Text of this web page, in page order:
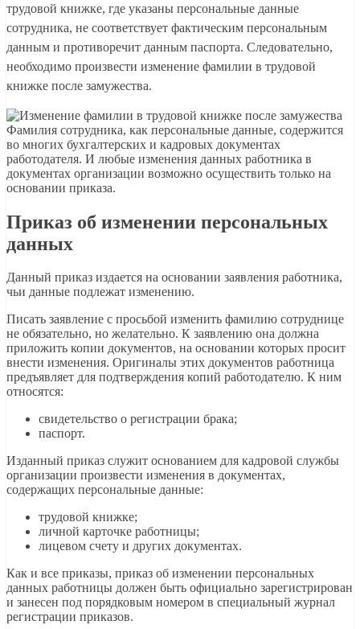
трудовой книжке, где указаны персональные данные
сотрудника, не соответствует фактическим персональным
данным и противоречит данным паспорта. Следовательно,
необходимо произвести изменение фамилии в трудовой
книжке после замужества.
Фамилия сотрудника, как персональные данные, содержится
во многих бухгалтерских и кадровых документах
работодателя. И любые изменения данных работника в
документах организации возможно осуществить только на
основании приказа.
Приказ об изменении персональных
данных
Данный приказ издается на основании заявления работника,
чьи данные подлежат изменению.
Писать заявление с просьбой изменить фамилию сотруднице
не обязательно, но желательно. К заявлению она должна
приложить копии документов, на основании которых просит
внести изменения. Оригиналы этих документов работница
предъявляет для подтверждения копий работодателю. К ним
относятся:
свидетельство о регистрации брака;
паспорт.
Изданный приказ служит основанием для кадровой службы
организации произвести изменения в документах,
содержащих персональные данные:
трудовой книжке;
личной карточке работницы;
лицевом счету и других документах.
Как и все приказы, приказ об изменении персональных
данных работницы должен быть официально зарегистрирован
и занесен под порядковым номером в специальный журнал
регистрации приказов.